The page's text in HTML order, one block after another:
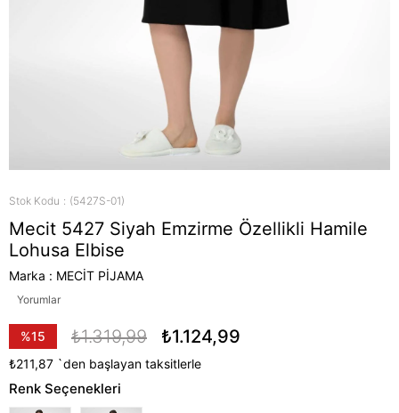
Stok Kodu (5427S-01)
Mecit 5427 Siyah Emzirme Özellikli Hamile
Lohusa Elbise
Marka : MECİT PİJAMA
Yorumlar
%15
İndirim
₺1.319,99 ₺1.124,99
₺211,87 `den başlayan taksitlerle
Renk Seçenekleri